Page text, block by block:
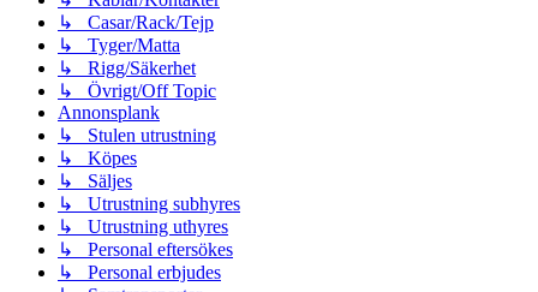
↳ Casar/Rack/Tejp
↳ Tyger/Matta
↳ Rigg/Säkerhet
↳ Övrigt/Off Topic
Annonsplank
↳ Stulen utrustning
↳ Köpes
↳ Säljes
↳ Utrustning subhyres
↳ Utrustning uthyres
↳ Personal eftersökes
↳ Personal erbjudes